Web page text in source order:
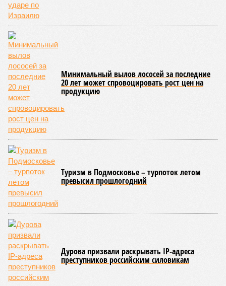
Минимальный вылов лососей за последние
20 лет может спровоцировать рост цен на
продукцию
Туризм в Подмосковье – турпоток летом
превысил прошлогодний
Дурова призвали раскрывать IP-адреса
преступников российским силовикам